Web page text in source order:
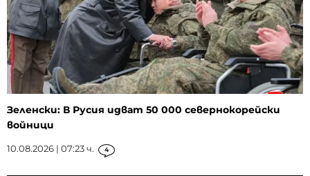
Зеленски: В Русия идват 50 000 севернокорейски
войници
10.08.2026 | 07:23 ч. 4